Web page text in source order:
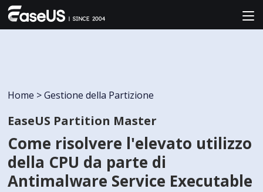
Home > Gestione della Partizione
EaseUS Partition Master
Come risolvere l'elevato utilizzo
della CPU da parte di
Antimalware Service Executable